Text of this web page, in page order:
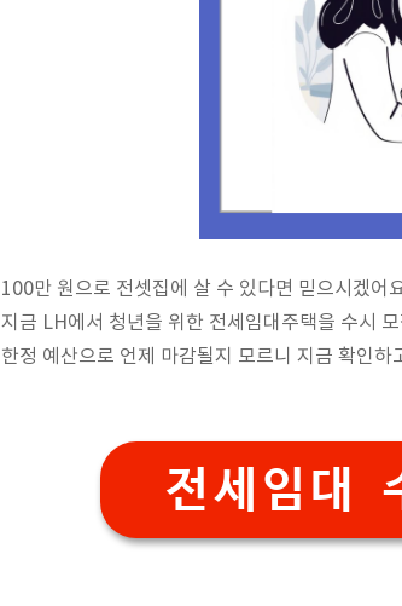
100만 원으로 전셋집에 살 수 있다면 믿으시겠어
지금 LH에서 청년을 위한 전세임대주택을 수시
한정 예산으로 언제 마감될지 모르니 지금 확인하
전세임대